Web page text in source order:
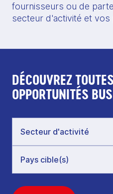
fournisseurs ou de
secteur d'activité et vos
DÉCOUVREZ
OPPORTUNITÉS